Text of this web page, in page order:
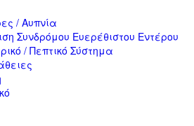
/ Αυπνία
Συνδρόμου Ευερέθιστου Εντέρου
/ Πεπτικό Σύστημα